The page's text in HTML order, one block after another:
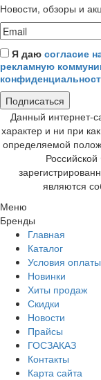
Новости, обзоры и
Я даю согласие
рекламную
Подписаться
Данный интернет-
характер и ни при
определяемой
являются
Меню
Бренды
Главная
Каталог
Условия
Новинки
Хиты продаж
Скидки
Новости
Прайсы
ГОСЗАКАЗ
Контакты
Карта сайта